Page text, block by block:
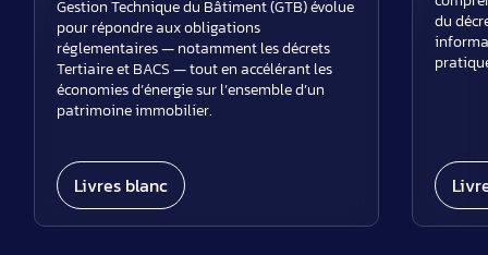
Gestion Technique du Bâtiment (GTB) évolue
pour répondre aux obligations
réglementaires — notamment les décrets
Tertiaire et BACS — tout en accélérant les
économies d’énergie sur l’ensemble d’un
patrimoine immobilier.
Livres blanc
du